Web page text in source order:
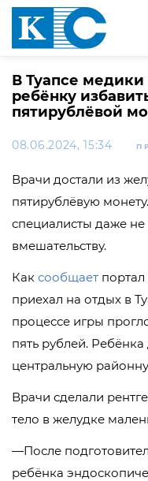
В Туапсе
ребёнку
пятирублёвой
08.06.2024, 15:34
Врачи достали из
пятирублёвую
специалисты даже
вмешательству.
Как сообщает портал
приехал на отдых в
процессе игры
пять рублей.
центральную
Врачи сделали
тело в желудке
—После
ребёнка